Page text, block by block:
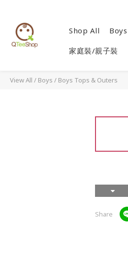
Shop All Boys
家庭裝/親子裝
View All / Boys / Boys Tops & Outers
Share